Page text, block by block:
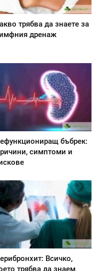
трябва да знаете за
дренаж
бъбрек:
симптоми и
Всичко,
трябва да знаем